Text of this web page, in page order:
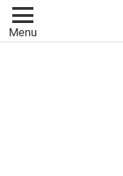
Menu